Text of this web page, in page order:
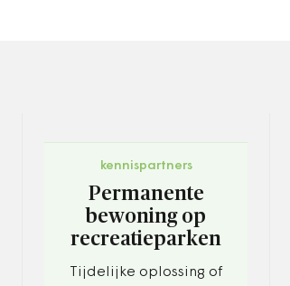
kennispartners
Permanente
bewoning op
recreatieparken
Tijdelijke oplossing of